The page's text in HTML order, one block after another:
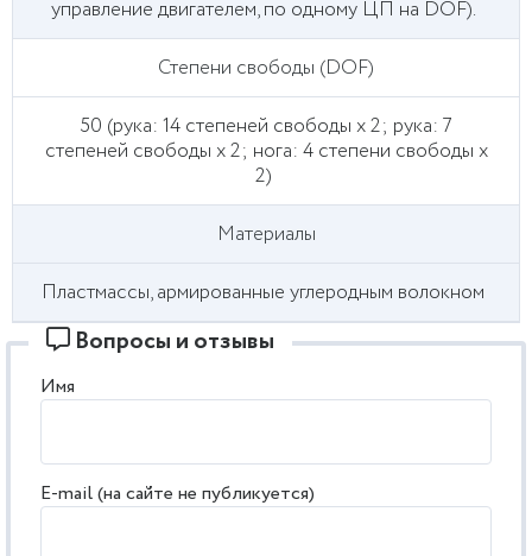
управление двигателем, по одному ЦП на DOF).
Степени свободы (DOF)
50 (рука: 14 степеней свободы x 2; рука: 7
степеней свободы x 2; нога: 4 степени свободы x
2)
Материалы
Пластмассы, армированные углеродным волокном
Вопросы и отзывы
Имя
E-mail (на сайте не публикуется)